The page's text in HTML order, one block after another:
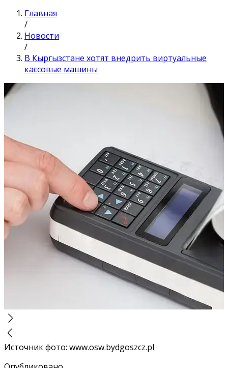
Главная
/
Новости
/
В Кыргызстане хотят внедрить виртуальные
кассовые машины
Источник фото: www.osw.bydgoszcz.pl